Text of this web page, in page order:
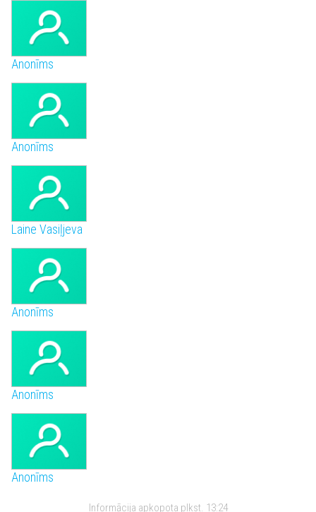
Anonīms
Anonīms
Laine Vasiļjeva
Anonīms
Anonīms
Anonīms
Informācija apkopota plkst. 13:24